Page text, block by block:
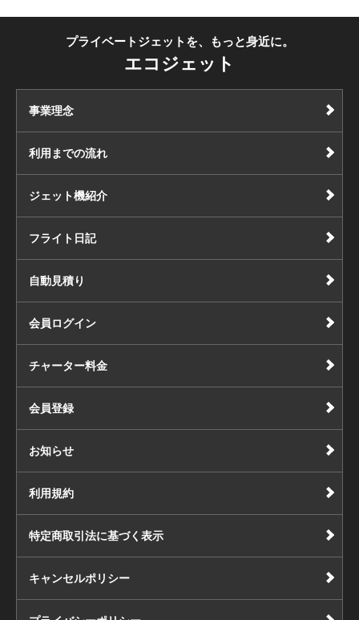
プライベートジェットを、もっと身近に。
エコジェット
事業理念
利用までの流れ
ジェット機紹介
フライト日記
自動見積り
会員ログイン
チャーター料金
会員登録
お知らせ
利用規約
特定商取引法に基づく表示
キャンセルポリシー